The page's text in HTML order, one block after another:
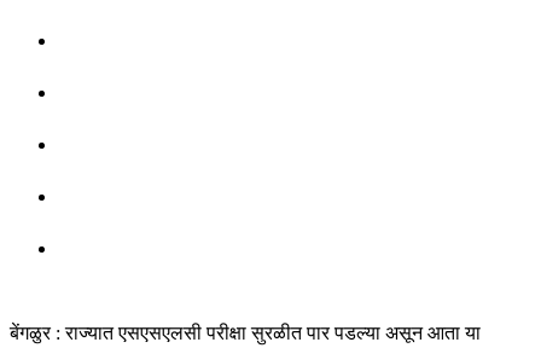
बेंगळुर : राज्यात एसएसएलसी परीक्षा सुरळीत पार पडल्या असून आता या